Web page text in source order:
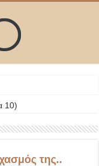
10)
της..